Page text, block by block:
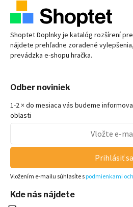
Shoptet Doplnky je katalóg rozšírení pre
nájdete prehľadne zoradené
prevádzka e-shopu hračka.
Odber noviniek
1-2 × do mesiaca vás budeme
oblasti
Prihlásiť sa
Vložením e-mailu súhlasíte s podmienkami
Kde nás nájdete